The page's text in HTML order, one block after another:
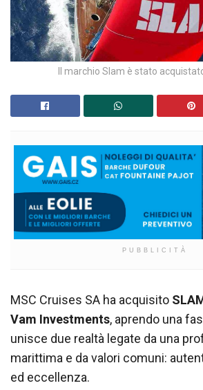
Il marchio Slam è stato
PUBBLICITÀ
MSC Cruises SA ha acquisito
Vam Investments, aprendo una
unisce due realtà legate da una
marittima e da valori comuni:
ed eccellenza.